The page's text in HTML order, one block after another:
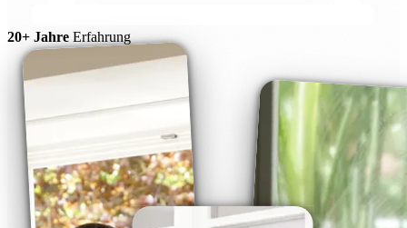
20+ Jahre Erfahrung